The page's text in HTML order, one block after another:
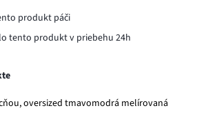
produkt páči
tento produkt v priebehu 24h
oversized tmavomodrá melírovaná